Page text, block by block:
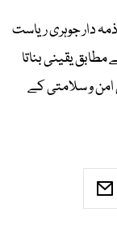
دار جوہری ریاست
یقینی بناتا
و سلامتی کے